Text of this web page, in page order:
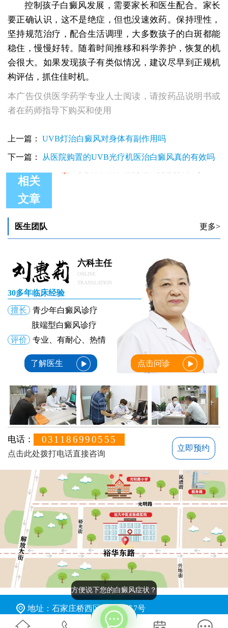
控制孩子白癜风发展，需要家长和医生配合。家长
要正确认识，这不是绝症，但也没速效药。保持理性，
坚持规范治疗，配合生活调理，大多数孩子的白斑都能
稳住，慢慢好转。随着时间推移和科学养护，恢复的机
会很大。如果发现孩子有类似情况，建议尽早到正规机
构评估，抓住佳时机。
本广告仅供医学药学专业人士阅读，请按药品说明书或
者在药师指导下购买和使用
上一篇： UVB灯治白癜风对身体有副作用吗
下一篇： 从医院购置的UVB光疗机医治白癜风真的有效吗
相关
文章
60天的孩子白癜风能治好吗 怎么治
小孩子白癜风治疗哪里好,复发了到哪治
医生团队 更多>
六科主任
ONLINE
TRANSLATION
30多年临床经验
擅长
青少年白癜风诊疗
肢端型白癜风诊疗
评价
专业、有耐心、热情
了解医生 点击问诊
电话： 031186990555
点击此处拨打电话直接咨询
立即预约
地址：石家庄桥西区裕华东路7号
版权所有：石家庄远大中医皮肤病医院
方便说下您的白癜风症状？